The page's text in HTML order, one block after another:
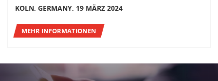
KOLN, GERMANY, 19 MÄRZ 2024
MEHR INFORMATIONEN